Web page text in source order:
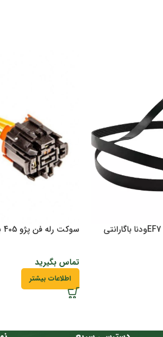
سوکت رله فن پژو 405 باگارانتی
تماس بگیرید
اطلاعات بیشتر